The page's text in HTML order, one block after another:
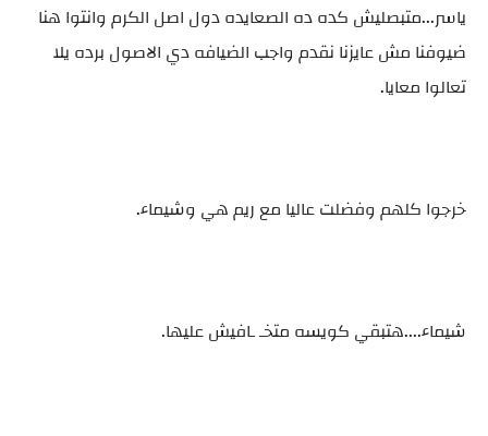
ياسر...متبصليش كده ده الصعايده دول اصل الكرم وانتوا هنا
ضيوفنا مش عايزنا نقدم واجب الضيافه دي الاصول برده يلا
تعالوا معايا.
خرجوا كلهم وفضلت عاليا مع ريم هي وشيماء.
شيماء....هتبقي كويسه متخـ ـافيش عليها.